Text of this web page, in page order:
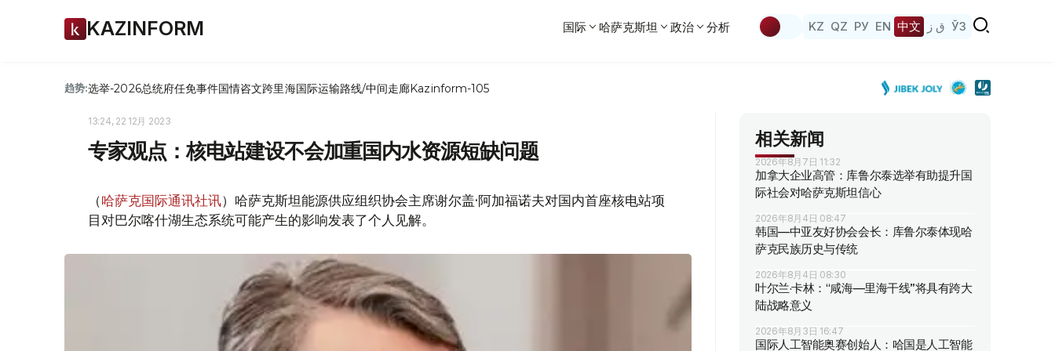
KAZINFORM 国际 哈萨克斯坦 政治 分析 KZ QZ РУ EN 中文 ق ز ЎЗ
趋势:选举-2026总统府任免事件国情咨文跨里海国际运输路线/中间走廊Kazinform-105
13:24, 22 12月 2023
专家观点：核电站建设不会加重国内水资源短缺问题
（哈萨克国际通讯社讯）哈萨克斯坦能源供应组织协会主席谢尔盖·阿加福诺夫对国内首座核电站项
目对巴尔喀什湖生态系统可能产生的影响发表了个人见解。
相关新闻
2026年8月7日 11:32
加拿大企业高管：库鲁尔泰选举有助提升国
际社会对哈萨克斯坦信心
2026年8月4日 08:47
韩国—中亚友好协会会长：库鲁尔泰体现哈
萨克民族历史与传统
2026年8月4日 08:30
叶尔兰·卡林：“咸海—里海干线”将具有跨大
陆战略意义
2026年8月3日 16:47
国际人工智能奥赛创始人：哈国是人工智能